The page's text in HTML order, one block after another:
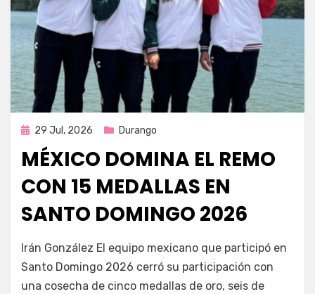
Publicada
29 Jul, 2026 Durango
MÉXICO DOMINA EL REMO
CON 15 MEDALLAS EN
SANTO DOMINGO 2026
por Fernando Miranda Servín
Irán González El equipo mexicano que participó en
Santo Domingo 2026 cerró su participación con
una cosecha de cinco medallas de oro, seis de